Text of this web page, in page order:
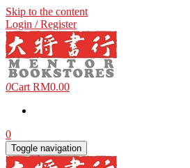
Skip to the content
Login / Register
0Cart RM0.00
0
Toggle navigation